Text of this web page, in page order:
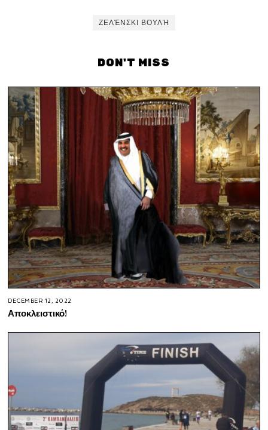
ΖΕΛΈΝΣΚΙ ΒΟΥΛΉ
DON'T MISS
DECEMBER 12, 2022
Αποκλειστικό!